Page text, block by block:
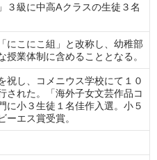
３級に中高Aクラスの生徒３名
にこにこ組」と改称し、幼稚部
授業体制に含めることとなる。
祝し、コメニウス学校にて１０
された。「海外子女文芸作品コ
に小３生徒１名佳作入選。小５
ーエス賞受賞。